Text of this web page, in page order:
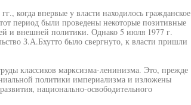
когда впервые у власти находилось гражданское
период были проведены некоторые позитивные
и внешней политики. Однако 5 июля 1977 г.
З.А.Бхутто было свергнуто, к власти пришли
классиков марксизма-ленинизма. Это, прежде
политики империализма и изложены
национально-освободительного